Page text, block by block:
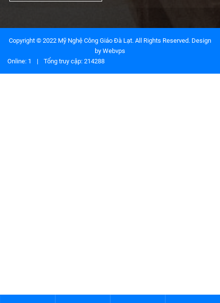
Copyright © 2022 Mỹ Nghệ Công Giáo Đà Lạt. All Rights Reserved. Design
by Webvps
Online: 1
| Tổng truy cập: 214288